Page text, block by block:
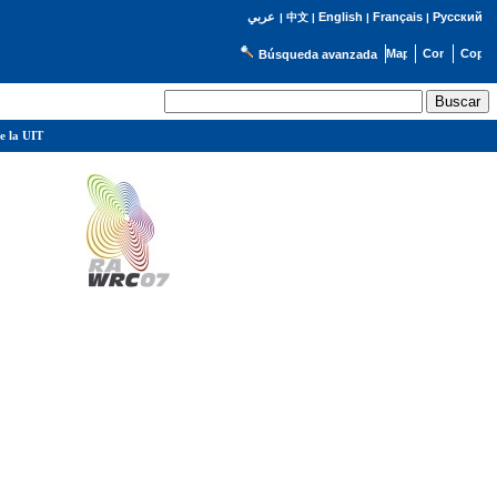
عربي | 中文| English | Français| Русский
Búsqueda avanzada
la UIT